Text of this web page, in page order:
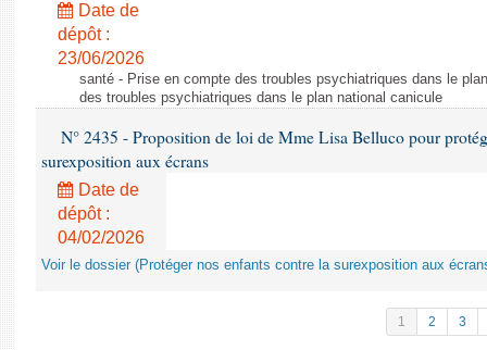
Date de
dépôt :
23/06/2026
santé - Prise en compte des troubles psychiatriques dans le
des troubles psychiatriques dans le plan national canicule
N° 2435 - Proposition de loi de Mme Lisa Belluco pour
surexposition aux écrans
Date de
dépôt :
04/02/2026
Voir le dossier (Protéger nos enfants contre la surexposition aux
1 2 3